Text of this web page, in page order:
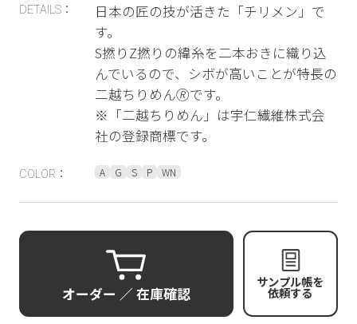
DETAILS：
日本の匠の技が活きた「チリメン」で
す。
S撚りZ撚りの緯糸を二本おきに織り込
んでいるので、シボが高いことが特長の
二越ちりめん🄬です。
※「二越ちりめん」は宇仁繊維株式会
社の登録商標です。
COLOR： A G S P WN
オーダー ／ 在庫確認
サンプル帳を
依頼する